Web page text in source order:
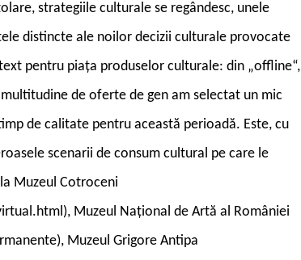
strategiile culturale se regândesc, unele
distincte ale noilor decizii culturale provocate
pentru piața produselor culturale: din „offline“,
de oferte de gen am selectat un mic
de calitate pentru această perioadă. Este, cu
scenarii de consum cultural pe care le
Muzeul Cotroceni
Muzeul Național de Artă al României
Muzeul Grigore Antipa